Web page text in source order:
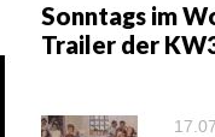
Sonntags im
Trailer der